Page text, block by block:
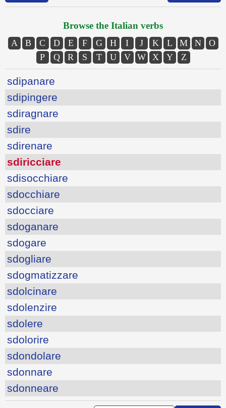
Browse the Italian verbs
A B C D E F G H I J K L M N
O
P
Q R S T U V W X Y Z
sdipanare
sdipingere
sdiragnare
sdire
sdirenare
sdiricciare
sdisocchiare
sdocchiare
sdocciare
sdoganare
sdogare
sdogliare
sdogmatizzare
sdolcinare
sdolenzire
sdolere
sdolorire
sdondolare
sdonnare
sdonneare